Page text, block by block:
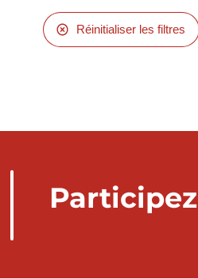
Réinitialiser les filtres
Participez